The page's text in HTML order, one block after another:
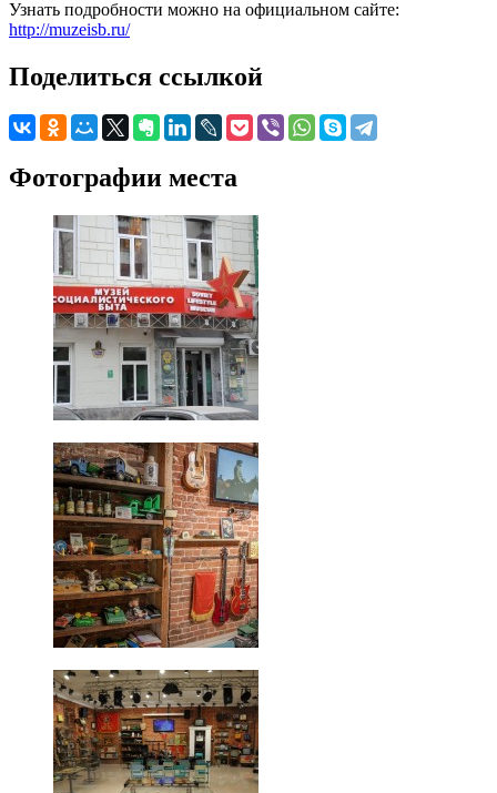
Узнать подробности можно на официальном сайте:
http://muzeisb.ru/
Поделиться ссылкой
Фотографии места